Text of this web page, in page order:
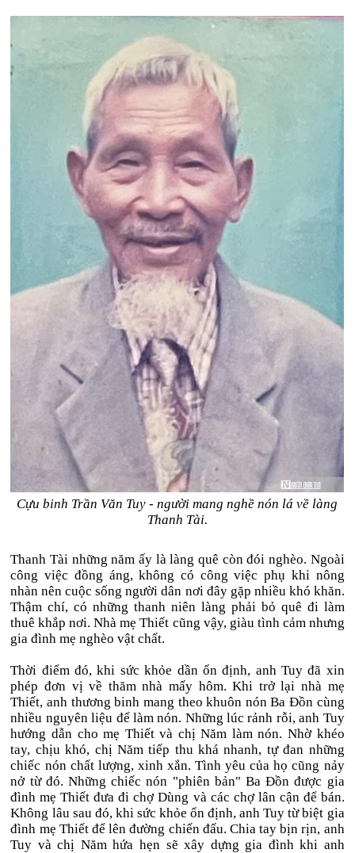
Cựu binh Trần Văn Tuy - người mang nghề nón lá về làng
Thanh Tài.
Thanh Tài những năm ấy là làng quê còn đói nghèo. Ngoài
công việc đồng áng, không có công việc phụ khi nông
nhàn nên cuộc sống người dân nơi đây gặp nhiều khó khăn.
Thậm chí, có những thanh niên làng phải bỏ quê đi làm
thuê khắp nơi. Nhà mẹ Thiết cũng vậy, giàu tình cảm nhưng
gia đình mẹ nghèo vật chất.
Thời điểm đó, khi sức khỏe dần ổn định, anh Tuy đã xin
phép đơn vị về thăm nhà mấy hôm. Khi trở lại nhà mẹ
Thiết, anh thương binh mang theo khuôn nón Ba Đồn cùng
nhiều nguyên liệu để làm nón. Những lúc rảnh rỗi, anh Tuy
hướng dẫn cho mẹ Thiết và chị Năm làm nón. Nhờ khéo
tay, chịu khó, chị Năm tiếp thu khá nhanh, tự đan những
chiếc nón chất lượng, xinh xắn. Tình yêu của họ cũng nảy
nở từ đó. Những chiếc nón "phiên bản" Ba Đồn được gia
đình mẹ Thiết đưa đi chợ Dùng và các chợ lân cận để bán.
Không lâu sau đó, khi sức khỏe ổn định, anh Tuy từ biệt gia
đình mẹ Thiết để lên đường chiến đấu. Chia tay bịn rịn, anh
Tuy và chị Năm hứa hẹn sẽ xây dựng gia đình khi anh